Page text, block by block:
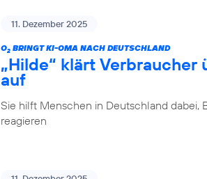
11. Dezember 2025
O2 BRINGT KI-OMA NACH DEUTSCHLAND
„Hilde“ klärt
auf
Sie hilft Menschen in Deutschland dabei,
reagieren